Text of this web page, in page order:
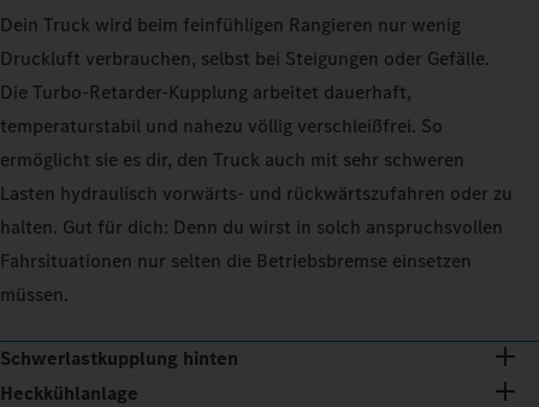
Dein Truck wird beim feinfühligen Rangieren nur wenig
Druckluft verbrauchen, selbst bei Steigungen oder Gefälle.
Die Turbo-Retarder-Kupplung arbeitet dauerhaft,
temperaturstabil und nahezu völlig verschleißfrei. So
ermöglicht sie es dir, den Truck auch mit sehr schweren
Lasten hydraulisch vorwärts- und rückwärtszufahren oder zu
halten. Gut für dich: Denn du wirst in solch anspruchsvollen
Fahrsituationen nur selten die Betriebsbremse einsetzen
müssen.
Schwerlastkupplung hinten
Heckkühlanlage